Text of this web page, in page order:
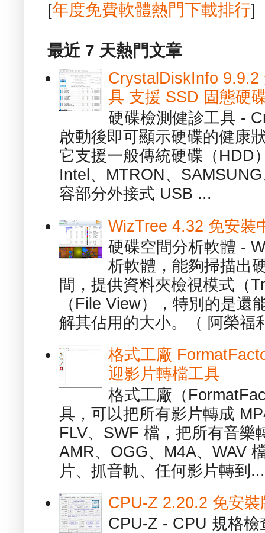
[年度免費軟體熱門下載排行]
最近 7 天熱門文章
CrystalDiskInfo 9.9.2
具 支援 SSD 固態硬
硬碟檢測健診工具 -
啟動後即可顯示硬碟的健康
它支援一般傳統硬碟（HDD
Intel、MTRON、
容部分外接式 USB ...
WizTree 4.32 免安裝
硬碟空間分析軟體 -
析軟體，能夠掃描出
間，提供資料夾檢視模式（
（File View），特別的是還
解其佔用的大小。（ 阿榮福
格式工廠
迎影片轉檔工具
格式工廠（
具，可以把所有影片轉成
FLV、SWF 檔，把所有音樂
AMR、OGG、M4A、WAV
片、抓音軌、任何影片轉到...
CPU-Z 2.20.2 免安
CPU-Z - CPU 規格